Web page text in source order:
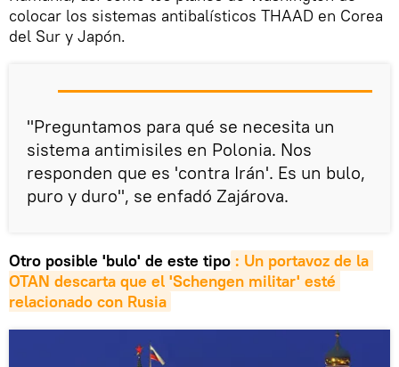
colocar los sistemas antibalísticos THAAD en Corea
del Sur y Japón.
"Preguntamos para qué se necesita un
sistema antimisiles en Polonia. Nos
responden que es 'contra Irán'. Es un bulo,
puro y duro", se enfadó Zajárova.
Otro posible 'bulo' de este tipo : Un portavoz de la
OTAN descarta que el 'Schengen militar' esté
relacionado con Rusia